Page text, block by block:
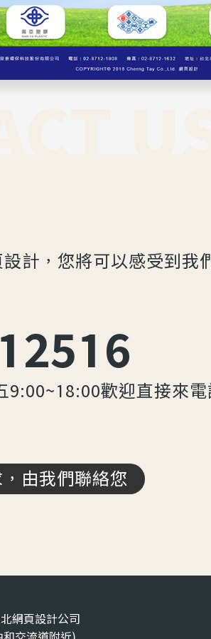
計，您將可以感受到我
9:00~18:00歡迎直接來
由我們聯絡您
網頁設計公司